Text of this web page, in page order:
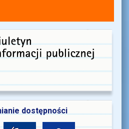
dostępności